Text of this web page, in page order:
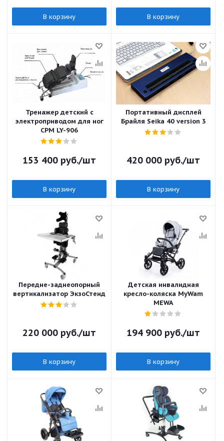
В корзину В корзину
Тренажер детский с
электроприводом для ног
CPM LY-906
153 400 руб./шт
В корзину
Портативный дисплей
Брайля Seika 40 version 3
420 000 руб./шт
В корзину
Передне-заднеопорный
вертикализатор ЭкзоСтенд
220 000 руб./шт
В корзину
Детская инвалидная
кресло-коляска MyWam
MEWA
194 900 руб./шт
В корзину